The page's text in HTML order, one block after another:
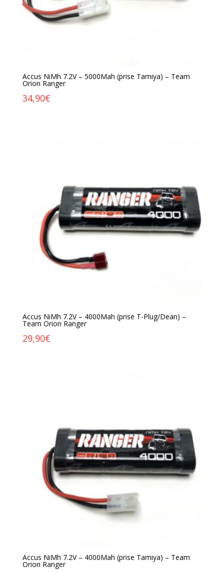
Accus NiMh 7.2V – 5000Mah (prise Tamiya) – Team
Orion Ranger
34,90€
Accus NiMh 7.2V – 4000Mah (prise T-Plug/Dean) –
Team Orion Ranger
29,90€
Accus NiMh 7.2V – 4000Mah (prise Tamiya) – Team
Orion Ranger